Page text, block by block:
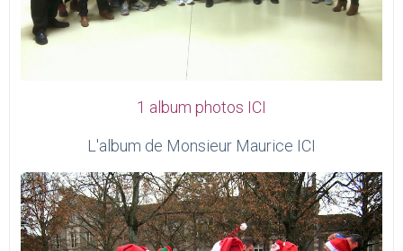
1 album photos ICI
L'album de Monsieur Maurice ICI